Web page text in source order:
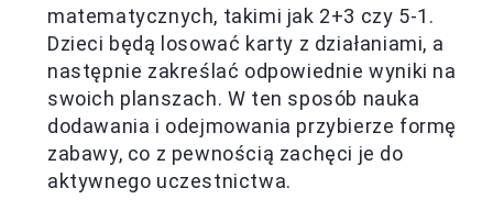
matematycznych, takimi jak 2+3 czy 5-1.
Dzieci będą losować karty z działaniami, a
następnie zakreślać odpowiednie wyniki na
swoich planszach. W ten sposób nauka
dodawania i odejmowania przybierze formę
zabawy, co z pewnością zachęci je do
aktywnego uczestnictwa.